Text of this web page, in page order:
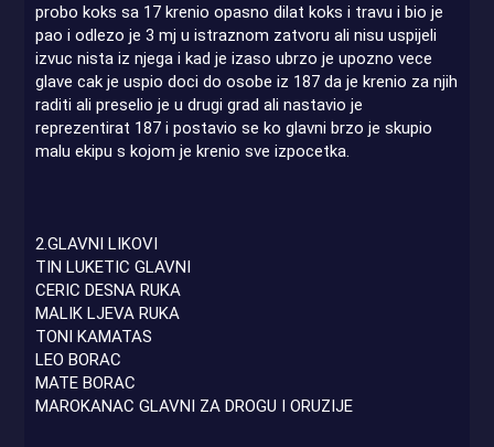
probo koks sa 17 krenio opasno dilat koks i travu i bio je
pao i odlezo je 3 mj u istraznom zatvoru ali nisu uspijeli
izvuc nista iz njega i kad je izaso ubrzo je upozno vece
glave cak je uspio doci do osobe iz 187 da je krenio za njih
raditi ali preselio je u drugi grad ali nastavio je
reprezentirat 187 i postavio se ko glavni brzo je skupio
malu ekipu s kojom je krenio sve izpocetka.
2.GLAVNI LIKOVI
TIN LUKETIC GLAVNI
CERIC DESNA RUKA
MALIK LJEVA RUKA
TONI KAMATAS
LEO BORAC
MATE BORAC
MAROKANAC GLAVNI ZA DROGU I ORUZIJE